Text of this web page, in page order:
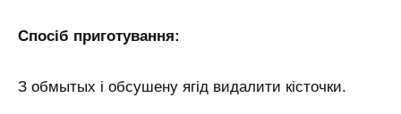
Спосіб приготування:
З обмытых і обсушену ягід видалити кісточки.